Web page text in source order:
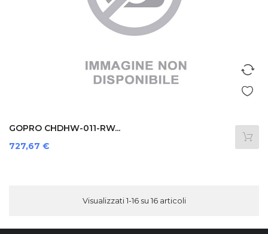
GOPRO CHDHW-011-RW...
Prezzo
727,67 €
Visualizzati 1-16 su 16 articoli